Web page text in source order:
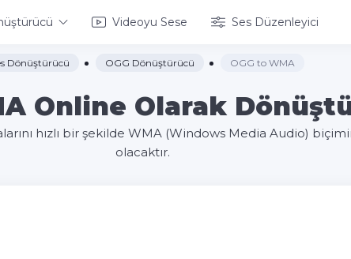
Videoyu Sese Ses Düzenleyici
Dönüştürücü OGG Dönüştürücü OGG to WMA
Online Olarak
hızlı bir şekilde WMA (Windows Media Audio)
olacaktır.